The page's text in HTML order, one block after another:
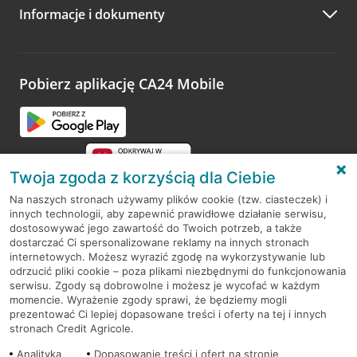
Zachęcamy do podzielenia się z nami opinią o wizycie.
opinie.
Informacje i dokumenty
Pobierz aplikację CA24 Mobile
RODO
Regulamin serwisu
Mapa serwisu
PolitykaCookies
Twoja zgoda z korzyścią dla Ciebie
Na naszych stronach używamy plików cookie (tzw. ciasteczek) i
innych technologii, aby zapewnić prawidłowe działanie serwisu,
dostosowywać jego zawartość do Twoich potrzeb, a także
dostarczać Ci spersonalizowane reklamy na innych stronach
internetowych. Możesz wyrazić zgodę na wykorzystywanie lub
odrzucić pliki cookie – poza plikami niezbędnymi do funkcjonowania
serwisu. Zgody są dobrowolne i możesz je wycofać w każdym
momencie. Wyrażenie zgody sprawi, że będziemy mogli
prezentować Ci lepiej dopasowane treści i oferty na tej i innych
stronach Credit Agricole.
Analityka
Dopasowanie treści i ofert na stronie